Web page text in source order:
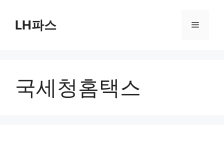
LH파스 메
국세청홈택스